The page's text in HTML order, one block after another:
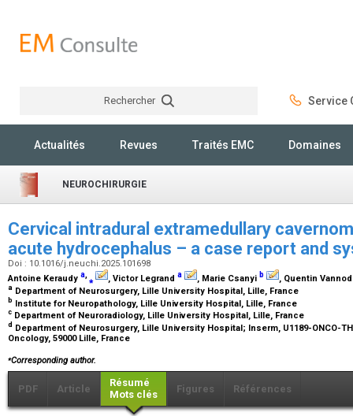
Rechercher Service
Actualités Revues Traités EMC Domaines
NEUROCHIRURGIE
Cervical intradural extramedullary
acute hydrocephalus – a case report and
Doi : 10.1016/j.neuchi.2025.101698
Antoine Keraudy a,⁎ , Victor Legrand a , Marie Csanyi b , Quentin
a Department of Neurosurgery, Lille University Hospital, Lille, France
b Institute for Neuropathology, Lille University Hospital, Lille, France
c Department of Neuroradiology, Lille University Hospital, Lille, France
d Department of Neurosurgery, Lille University Hospital; Inserm, U1189-ONCO-
Oncology, 59000 Lille, France
⁎Corresponding author.
PDF Article
Résumé
Mots clés
Figures Références